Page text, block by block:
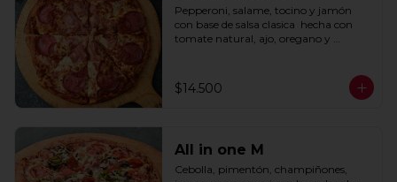
Pepperoni, salame, tocino y jamón
con base de salsa clasica  hecha con
tomate natural, ajo, oregano y
$14.500
All in one M
Cebolla, pimentón, champiñones,